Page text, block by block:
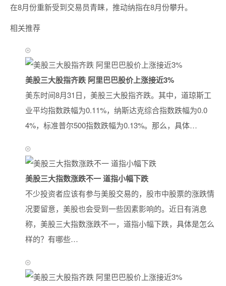
在8月份重新受到交易员青睐，推动纳指在8月份攀升。
相关推荐
美股三大股指齐跌 阿里巴巴股价上涨接近3%
美东时间8月31日，美股三大股指齐跌。其中，道琼斯工
业平均指数跌幅为0.11%，纳斯达克综合指数跌幅为0.0
4%，标准普尔500指数跌幅为0.13%。那么，具体…
美股三大指数涨跌不一 道指小幅下跌
不少投资者应该有参与美股交易的，股市中股票的涨跌情
况要留意，美股也会受到一些因素影响的。近日有消息
称，美股三大指数涨跌不一，道指小幅下跌，具体是怎么
样的？有哪些…